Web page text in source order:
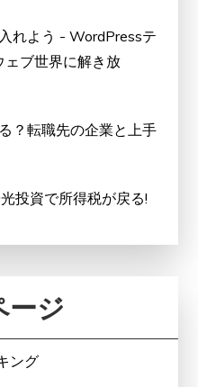
れよう - WordPressテ
ェブ世界に解き放
？転職先の企業と上手
投資で所得税が戻る!
ージ
ング